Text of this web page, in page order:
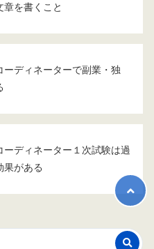
章を書くこと
ーディネーターで副業・独
ーディネーター１次試験は過
果がある